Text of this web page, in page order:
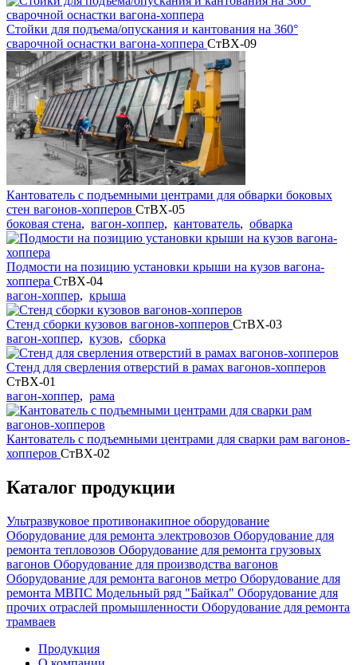
Стойки для подъема/опускания и кантования на 360°
сварочной оснастки вагона-хоппера СтВХ-09
Кантователь с подъемными центрами для обварки боковых
стен вагонов-хопперов СтВХ-05
боковая стена, вагон-хоппер, кантователь, обварка
Подмости на позицию установки крыши на кузов вагона-
хоппера СтВХ-04
вагон-хоппер, крыша
Стенд сборки кузовов вагонов-хопперов СтВХ-03
вагон-хоппер, кузов, сборка
Стенд для сверления отверстий в рамах вагонов-хопперов
СтВХ-01
вагон-хоппер, рама
Кантователь с подъемными центрами для сварки рам вагонов-
хопперов СтВХ-02
Каталог продукции
Ультразвуковое противонакипное оборудование
Оборудование для ремонта электровозов Оборудование для
ремонта тепловозов Оборудование для ремонта грузовых
вагонов Оборудование для производства вагонов
Оборудование для ремонта вагонов метро Оборудование для
ремонта МВПС Модельный ряд "Байкал" Оборудование для
прочих отраслей промышленности Оборудование для ремонта
трамваев
Продукция